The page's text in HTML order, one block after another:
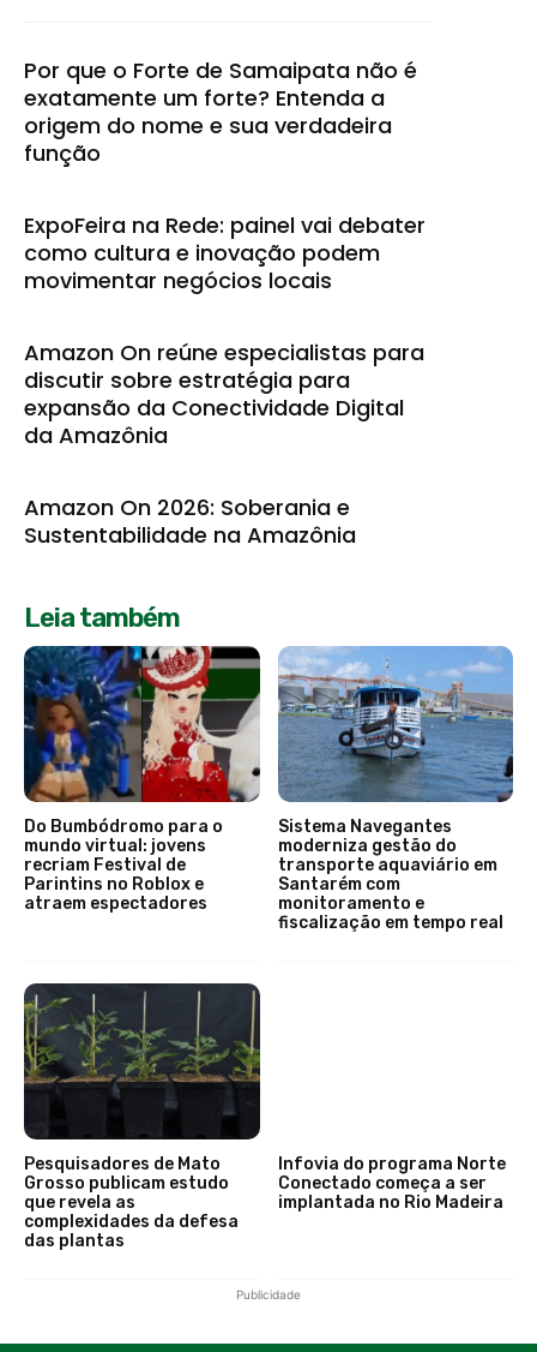
Por que o Forte de Samaipata não é
exatamente um forte? Entenda a
origem do nome e sua verdadeira
função
ExpoFeira na Rede: painel vai debater
como cultura e inovação podem
movimentar negócios locais
Amazon On reúne especialistas para
discutir sobre estratégia para
expansão da Conectividade Digital
da Amazônia
Amazon On 2026: Soberania e
Sustentabilidade na Amazônia
Leia também
Do Bumbódromo para o
mundo virtual: jovens
recriam Festival de
Parintins no Roblox e
atraem espectadores
Sistema Navegantes
moderniza gestão do
transporte aquaviário em
Santarém com
monitoramento e
fiscalização em tempo real
Pesquisadores de Mato
Grosso publicam estudo
que revela as
complexidades da defesa
das plantas
Infovia do programa Norte
Conectado começa a ser
implantada no Rio Madeira
Publicidade